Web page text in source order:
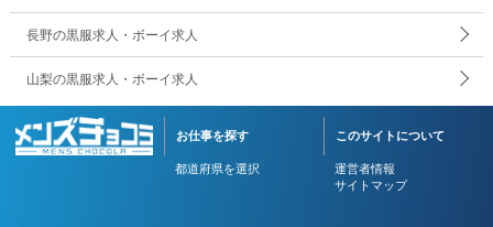
長野の黒服求人・ボーイ求人
山梨の黒服求人・ボーイ求人
お仕事を探す
都道府県を選択
このサイトについて
運営者情報
サイトマップ